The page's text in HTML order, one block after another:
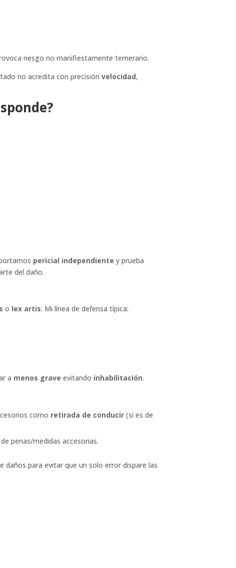
riesgo no manifiestamente temerario.
no acredita con precisiónvelocidad,
pericial independiente y prueba
del daño.
o lex artis. Mi línea de defensa típica:
a menos grave evitando inhabilitación.
como retirada de conducir (si es de
penas/medidas accesorias.
daños para evitar que un solo error dispare las